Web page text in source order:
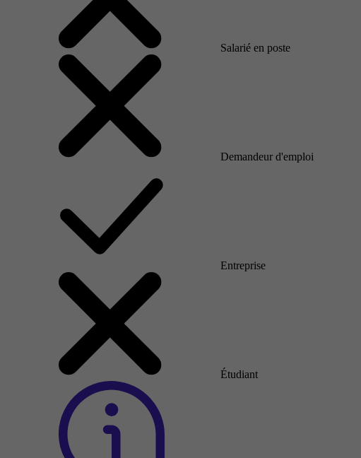
Salarié en poste
Demandeur d'emploi
Entreprise
Étudiant